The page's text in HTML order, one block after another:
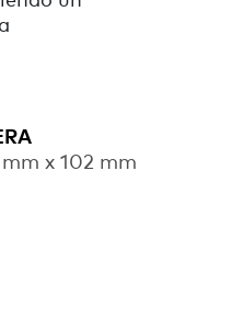
x 102 mm